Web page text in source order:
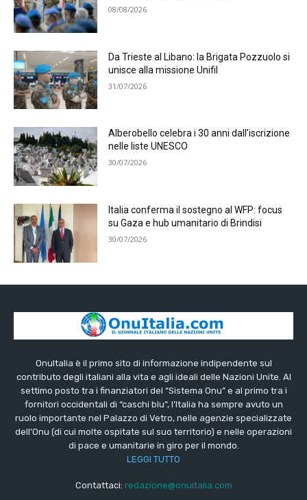
08/08/2026
Da Trieste al Libano: la Brigata Pozzuolo si
unisce alla missione Unifil
31/07/2026
Alberobello celebra i 30 anni dall’iscrizione
nelle liste UNESCO
30/07/2026
Italia conferma il sostegno al WFP: focus
su Gaza e hub umanitario di Brindisi
30/07/2026
OnuItalia è il primo sito di informazione indipendente sul
contributo degli italiani alla vita e agli ideali delle Nazioni Unite. Al
settimo posto tra i finanziatori del “Sistema Onu” e al primo tra i
fornitori occidentali di “caschi blu”, l’Italia ha sempre avuto un
ruolo importante nel Palazzo di Vetro, nelle agenzie specializzate
dell’Onu (di cui molte ospitate sul suo territorio) e nelle operazioni
di pace e umanitarie in giro per il mondo.
LEGGI TUTTO
Contattaci: redazione@onuitalia.com